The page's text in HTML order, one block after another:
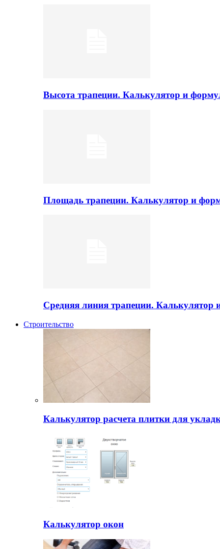
Высота трапеции. Калькулятор и
Площадь трапеции. Калькулятор и
Средняя линия трапеции.
Строительство
Калькулятор расчета плитки для
Калькулятор окон